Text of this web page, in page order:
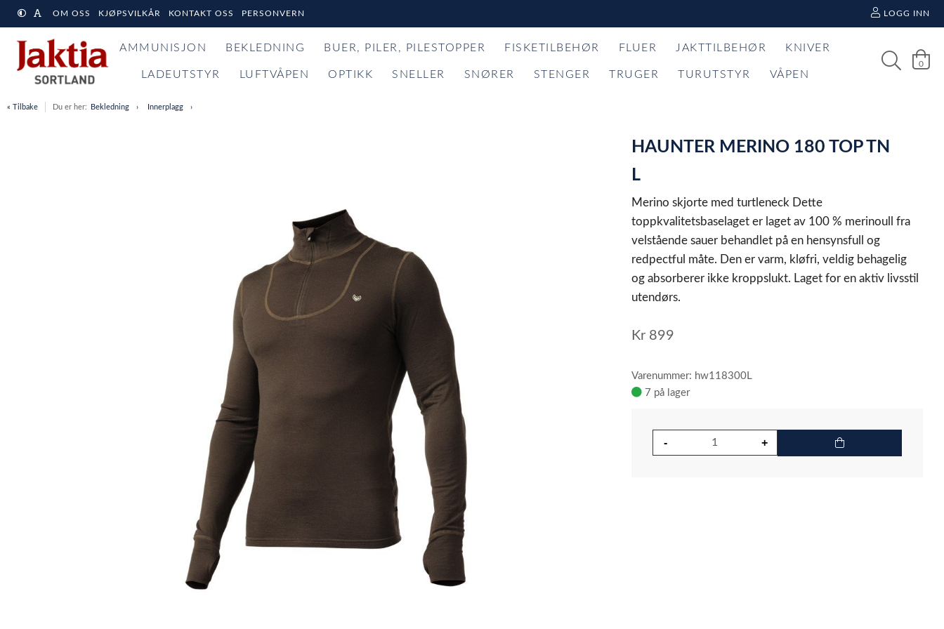
OM OSS KJØPSVILKÅR KONTAKT OSS PERSONVERN LOGG INN
AMMUNISJON BEKLEDNING BUER, PILER, PILESTOPPER FISKETILBEHØR FLUER JAKTTILBEHØR KNIVER
LADEUTSTYR LUFTVÅPEN OPTIKK SNELLER SNØRER STENGER TRUGER TURUTSTYR VÅPEN
0
« Tilbake Du er her: Bekledning Innerplagg
HAUNTER MERINO 180 TOP TN
L
Merino skjorte med turtleneck Dette
toppkvalitetsbaselaget er laget av 100 % merinoull fra
velstående sauer behandlet på en hensynsfull og
redpectful måte. Den er varm, kløfri, veldig behagelig
og absorberer ikke kroppslukt. Laget for en aktiv livsstil
utendørs.
Kr 899
Varenummer: hw118300L
7 på lager